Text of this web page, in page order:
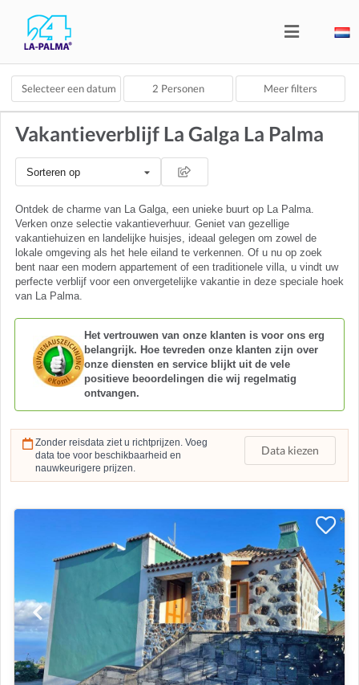
Selecteer een datum 2 Personen Meer filters
Vakantieverblijf La Galga La Palma
Sorteren op
Ontdek de charme van La Galga, een unieke buurt op La Palma.
Verken onze selectie vakantieverhuur. Geniet van gezellige
vakantiehuizen en landelijke huisjes, ideaal gelegen om zowel de
lokale omgeving als het hele eiland te verkennen. Of u nu op zoek
bent naar een modern appartement of een traditionele villa, u vindt uw
perfecte verblijf voor een onvergetelijke vakantie in deze speciale hoek
van La Palma.
Het vertrouwen van onze klanten is voor ons erg
belangrijk. Hoe tevreden onze klanten zijn over
onze diensten en service blijkt uit de vele
positieve beoordelingen die wij regelmatig
ontvangen.
Zonder reisdata ziet u richtprijzen. Voeg
data toe voor beschikbaarheid en
nauwkeurigere prijzen.
Data kiezen